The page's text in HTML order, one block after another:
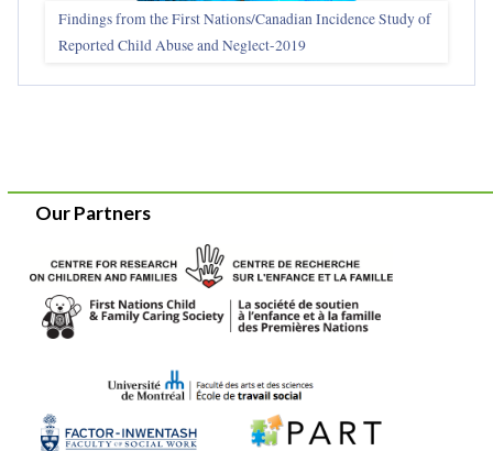
Findings from the First Nations/Canadian Incidence Study of
Reported Child Abuse and Neglect-2019
Our Partners